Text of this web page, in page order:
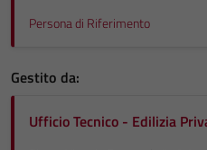
Persona di Riferimento
Gestito da:
Ufficio Tecnico - Edilizia